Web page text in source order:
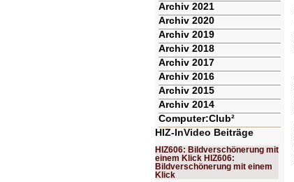
Archiv 2021
Archiv 2020
Archiv 2019
Archiv 2018
Archiv 2017
Archiv 2016
Archiv 2015
Archiv 2014
Computer:Club²
HIZ-InVideo Beiträge
HIZ606: Bildverschönerung mit
einem Klick HIZ606:
Bildverschönerung mit einem
Klick